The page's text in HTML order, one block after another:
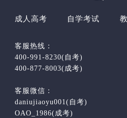
成人高考 自学考试
客服热线：
400-991-8230(自考)
400-877-8003(成考)
客服微信：
daniujiaoyu001(自考)
OAO_1986(成考)